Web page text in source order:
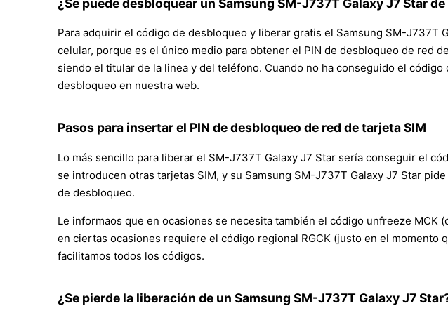
Para adquirir el código de desbloqueo y liberar gratis el Samsung SM-
celular, porque es el único medio para obtener el PIN de desbloqueo de red
siendo el titular de la linea y del teléfono. Cuando no ha conseguido el
desbloqueo en nuestra web.
Pasos para insertar el PIN de desbloqueo de red de tarjeta SIM
Lo más sencillo para liberar el SM-J737T Galaxy J7 Star sería conseguir el
se introducen otras tarjetas SIM, y su Samsung SM-J737T Galaxy J7 Star
de desbloqueo.
Le informaos que en ocasiones se necesita también el código unfreeze MCK
en ciertas ocasiones requiere el código regional RGCK (justo en el
facilitamos todos los códigos.
¿Se pierde la liberación de un Samsung SM-J737T Galaxy J7